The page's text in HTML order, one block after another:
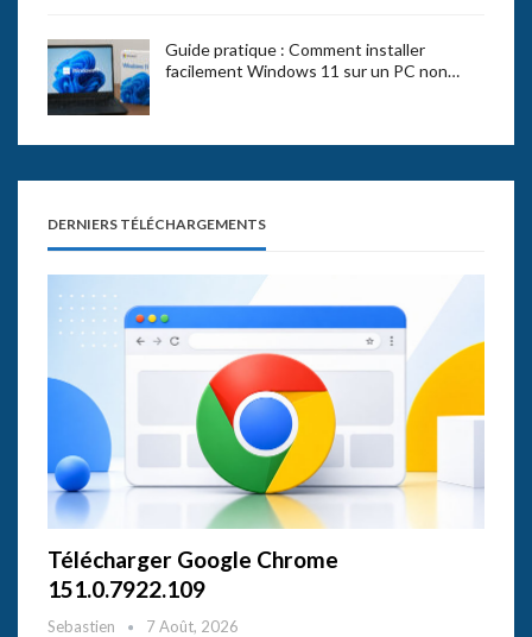
Guide pratique : Comment installer
facilement Windows 11 sur un PC non…
DERNIERS TÉLÉCHARGEMENTS
Télécharger Google Chrome
151.0.7922.109
Sebastien 7 Août, 2026